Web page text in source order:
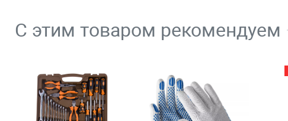
С этим товаром рекомендуем